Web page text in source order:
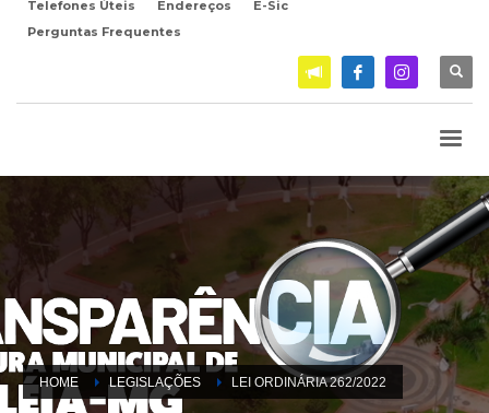
Telefones Úteis Endereços
E-Sic
Perguntas Frequentes
HOME LEGISLAÇÕES LEI ORDINÁRIA 262/2022